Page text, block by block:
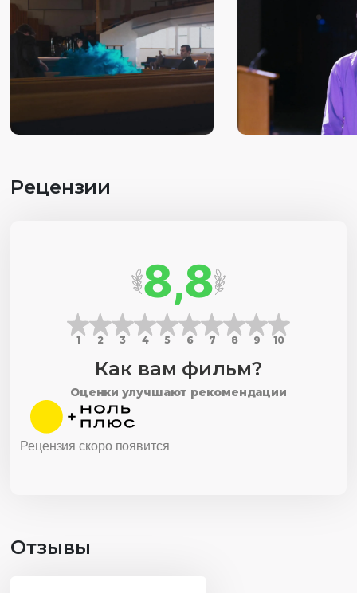
Рецензии
8,8
1 2 3 4 5 6 7 8 9 10
Как вам фильм?
Оценки улучшают рекомендации
Рецензия скоро появится
Отзывы